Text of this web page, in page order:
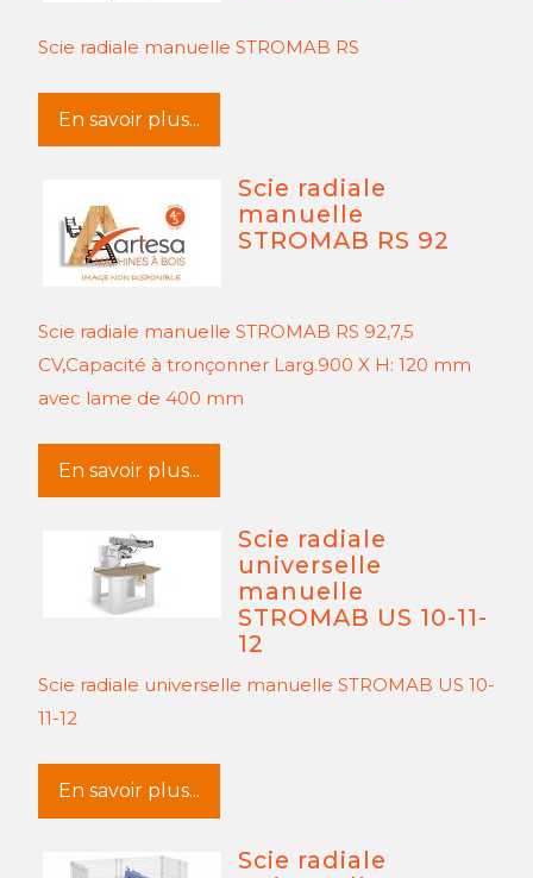
Scie radiale manuelle STROMAB RS
En savoir plus...
Scie radiale
manuelle
STROMAB RS 92
Scie radiale manuelle STROMAB RS 92,7,5
CV,Capacité à tronçonner Larg.900 X H: 120 mm
avec lame de 400 mm
En savoir plus...
Scie radiale
universelle
manuelle
STROMAB US 10-11-
12
Scie radiale universelle manuelle STROMAB US 10-
11-12
En savoir plus...
Scie radiale